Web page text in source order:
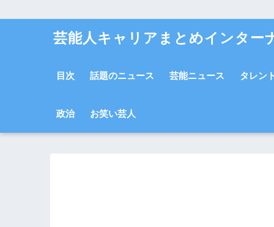
芸能人キャリアまとめインター
目次 話題のニュース 芸能ニュース タレン
政治 お笑い芸人